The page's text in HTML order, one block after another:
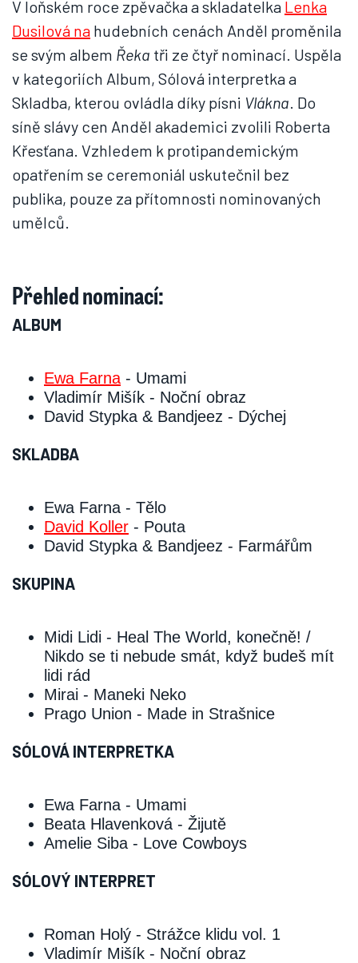
V loňském roce zpěvačka a skladatelka Lenka
Dusilová na hudebních cenách Anděl proměnila
se svým albem Řeka tři ze čtyř nominací. Uspěla
v kategoriích Album, Sólová interpretka a
Skladba, kterou ovládla díky písni Vlákna. Do
síně slávy cen Anděl akademici zvolili Roberta
Křesťana. Vzhledem k protipandemickým
opatřením se ceremoniál uskutečnil bez
publika, pouze za přítomnosti nominovaných
umělců.
Přehled nominací:
ALBUM
Ewa Farna ‑ Umami
Vladimír Mišík ‑ Noční obraz
David Stypka & Bandjeez ‑ Dýchej
SKLADBA
Ewa Farna ‑ Tělo
David Koller ‑ Pouta
David Stypka & Bandjeez ‑ Farmářům
SKUPINA
Midi Lidi ‑ Heal The World, konečně! /
Nikdo se ti nebude smát, když budeš mít
lidi rád
Mirai ‑ Maneki Neko
Prago Union ‑ Made in Strašnice
SÓLOVÁ INTERPRETKA
Ewa Farna ‑ Umami
Beata Hlavenková ‑ Žijutě
Amelie Siba ‑ Love Cowboys
SÓLOVÝ INTERPRET
Roman Holý ‑ Strážce klidu vol. 1
Vladimír Mišík ‑ Noční obraz